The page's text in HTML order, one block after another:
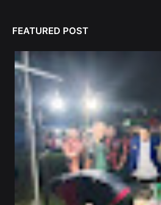
FEATURED POST